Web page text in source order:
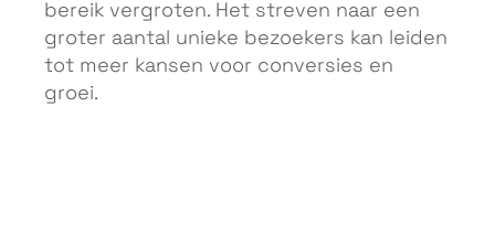
bereik vergroten. Het streven naar een
groter aantal unieke bezoekers kan leiden
tot meer kansen voor conversies en
groei.